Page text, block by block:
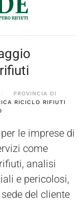
PROVINCIA DI
RICICLO RIFIUTI
le imprese di
come
analisi
e pericolosi,
del cliente